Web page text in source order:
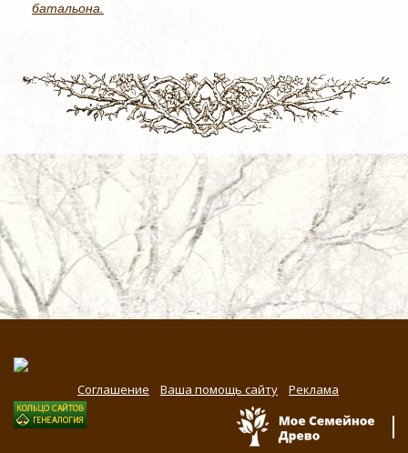
батальона.
Соглашение Ваша помощь сайту Реклама